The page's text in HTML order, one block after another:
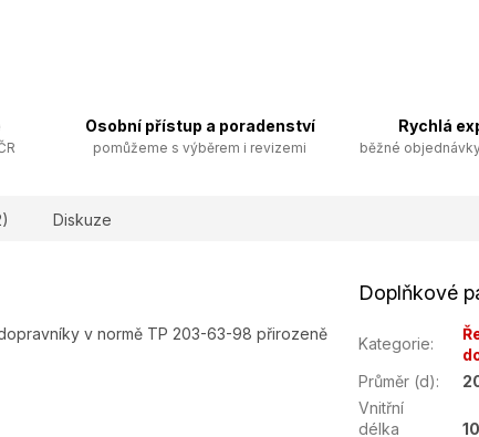
Osobní přístup a poradenství
pomůžeme s výběrem i revizemi
Rychlá
běžné
Diskuze
v normě TP 203-63-98 přirozeně
Doplňkové
Kategorie:
Průměr (d):
Vnitřní
délka